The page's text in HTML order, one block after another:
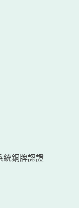
統銅牌認證